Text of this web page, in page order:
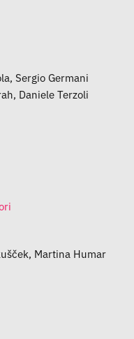
Sergio Germani
Daniele Terzoli
Martina Humar